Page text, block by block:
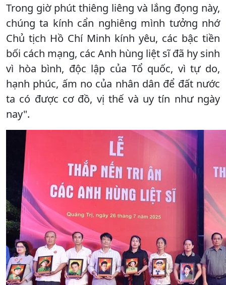
Trong giờ phút thiêng liêng và lắng đọng này,
chúng ta kính cẩn nghiêng mình tưởng nhớ
Chủ tịch Hồ Chí Minh kính yêu, các bậc tiền
bối cách mạng, các Anh hùng liệt sĩ đã hy sinh
vì hòa bình, độc lập của Tổ quốc, vì tự do,
hạnh phúc, ấm no của nhân dân để đất nước
ta có được cơ đồ, vị thế và uy tín như ngày
nay".